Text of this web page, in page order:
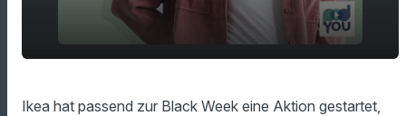
play_arrow
Ikea hat passend zur Black Week eine Aktion gestartet,